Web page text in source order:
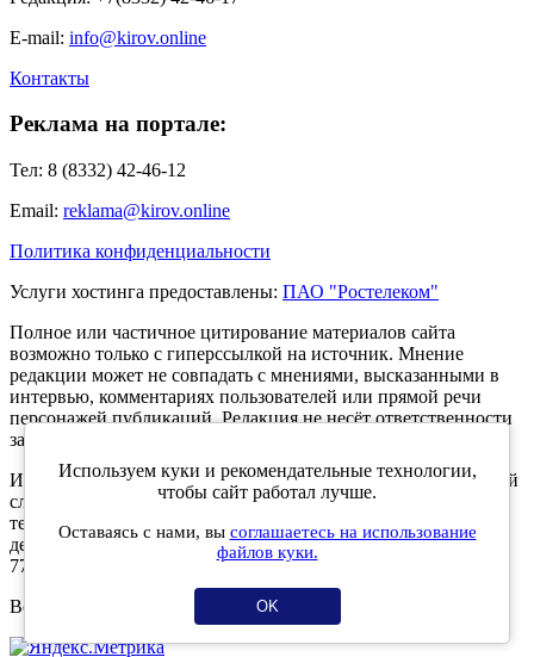
E-mail: info@kirov.online
Контакты
Реклама на портале:
Тел: 8 (8332) 42-46-12
Email: reklama@kirov.online
Политика конфиденциальности
Услуги хостинга предоставлены: ПАО "Ростелеком"
Полное или частичное цитирование материалов сайта
возможно только с гиперссылкой на источник. Мнение
редакции может не совпадать с мнениями, высказанными в
интервью, комментариях пользователей или прямой речи
персонажей публикаций. Редакция не несёт ответственности
за текст комментариев читателей.
Интернет-портал Kirov.online зарегистрирован в Федеральной
службе по надзору в сфере связи, информационных
технологий и массовых коммуникаций (Роскомнадзор) 5
декабря 2019 года. Регистрационный номер ЭЛ № ФС 77 -
77189.
Возрастное ограничение 12+
Используем куки и рекомендательные технологии,
чтобы сайт работал лучше.
Оставаясь с нами, вы соглашаетесь на использование
файлов куки.
OK